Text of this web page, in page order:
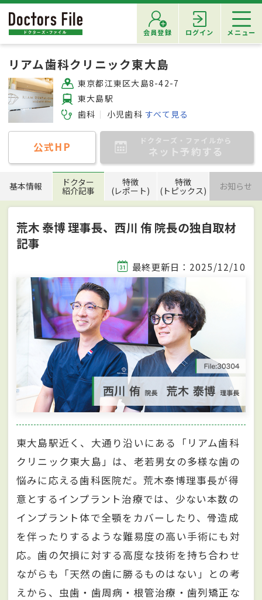
会員登録 ログイン メニュー
リアム歯科クリニック東大島
東京都江東区大島8-42-7
東大島駅
歯科
小児歯科 すべて見る
公式HP ドクターズ・ファイルから
ネット予約する
基本情報 ドクター
紹介記事
特徴
(レポート)
特徴
(トピックス) お知らせ
荒木 泰博 理事長、西川 侑 院長の独自取材
記事
最終更新日：2025/12/10
東大島駅近く、大通り沿いにある「リアム歯科
クリニック東大島」は、老若男女の多様な歯の
悩みに応える歯科医院だ。荒木泰博理事長が得
意とするインプラント治療では、少ない本数の
インプラント体で全顎をカバーしたり、骨造成
を伴ったりするような難易度の高い手術にも対
応。歯の欠損に対する高度な技術を持ち合わせ
ながらも「天然の歯に勝るものはない」との考
えから、虫歯・歯周病・根管治療・歯列矯正な